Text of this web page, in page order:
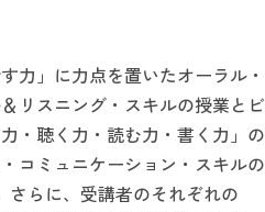
力」に力点を置いたオーラル・
リスニング・スキルの授業とビ
・聴く力・読む力・書く力」の
コミュニケーション・スキルの
らに、受講者のそれぞれの